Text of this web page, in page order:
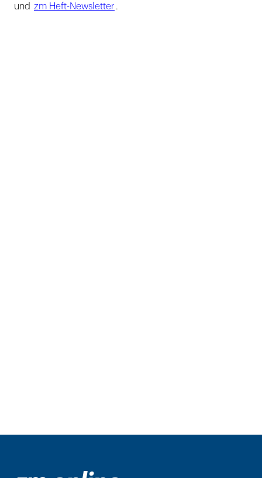
und zm Heft-Newsletter .